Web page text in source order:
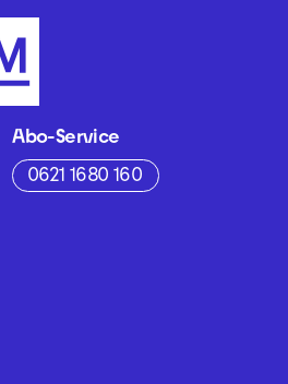
Abo-Service
0621 1680 160